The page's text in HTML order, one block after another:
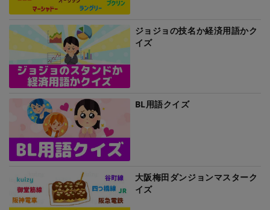
ジョジョの技名か経済用語かク
イズ
BL用語クイズ
大阪梅田ダンジョンマスターク
イズ